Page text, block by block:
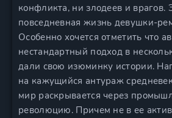
конфликта, ни злодеев и врагов.
повседневная жизнь девушки-
Особенно хочется отметить что
нестандартный подход в
дали свою изюминку истории.
на кажущийся антураж
мир раскрывается через
революцию. Причем не в ее